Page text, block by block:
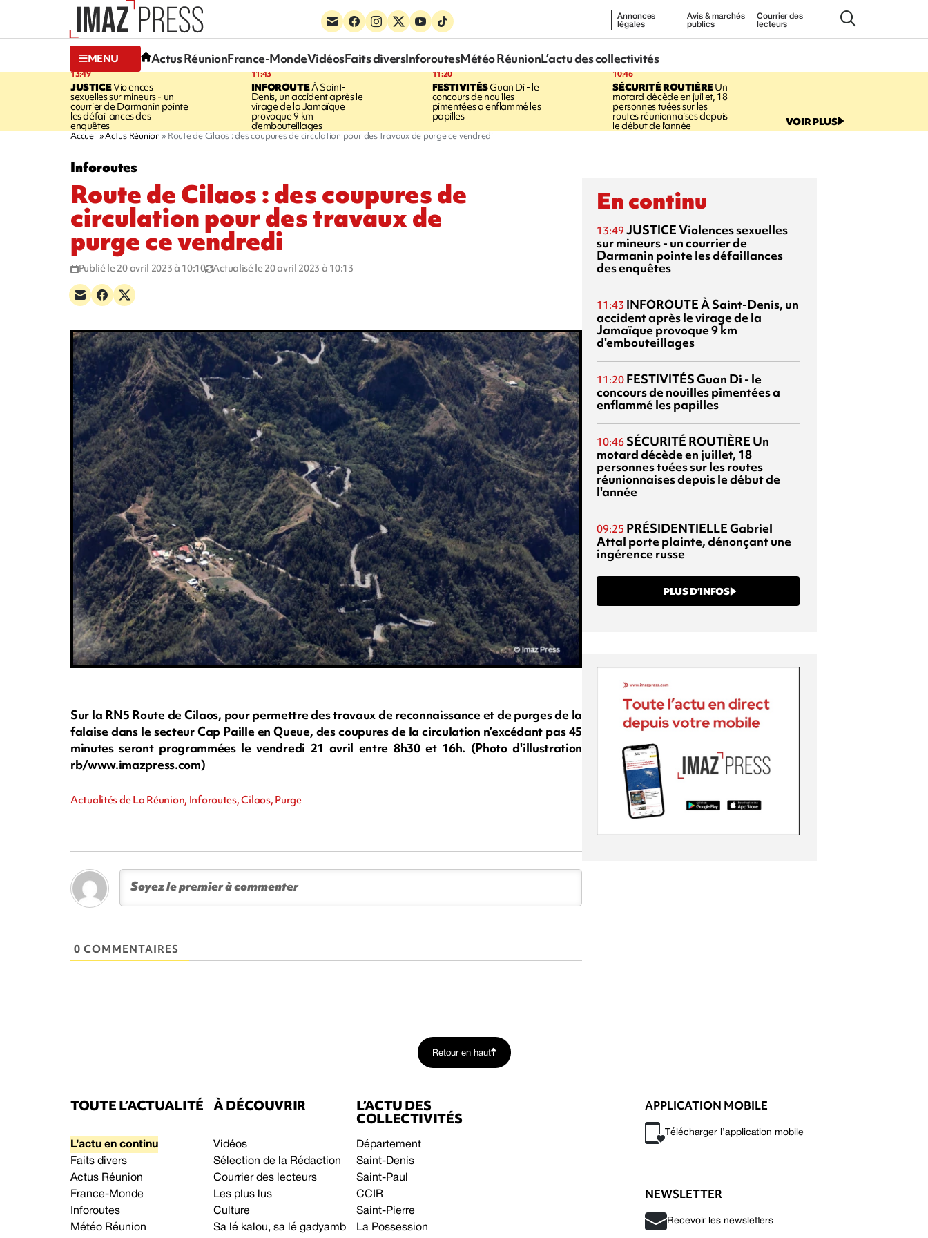
Annonces
légales
Avis & marchés
publics
Courrier des
lecteurs
MENU Actus RéunionFrance-MondeVidéosFaits diversInforoutesMétéo RéunionL’actu des collectivités
13:49
JUSTICEViolences
sexuelles sur mineurs - un
courrier de Darmanin pointe
les défaillances des
enquêtes
11:43
INFOROUTEÀ Saint-
Denis, un accident après le
virage de la Jamaïque
provoque 9 km
d'embouteillages
11:20
FESTIVITÉSGuan Di - le
concours de nouilles
pimentées a enflammé les
papilles
10:46
SÉCURITÉ ROUTIÈREUn
motard décède en juillet, 18
personnes tuées sur les
routes réunionnaises depuis
le début de l'année VOIR PLUS
Accueil Actus Réunion Route de Cilaos : des coupures de circulation pour des travaux de purge ce vendredi
Inforoutes
Route de Cilaos : des coupures de
circulation pour des travaux de
purge ce vendredi
Publié le 20 avril 2023 à 10:10 Actualisé le 20 avril 2023 à 10:13
Sur la RN5 Route de Cilaos, pour permettre des travaux de reconnaissance et de purges de la
falaise dans le secteur Cap Paille en Queue, des coupures de la circulation n’excédant pas 45
minutes seront programmées le vendredi 21 avril entre 8h30 et 16h. (Photo d'illustration
rb/www.imazpress.com)
Actualités de La Réunion, Inforoutes, Cilaos, Purge
0 COMMENTAIRES
En continu
13:49 JUSTICEViolences sexuelles
sur mineurs - un courrier de
Darmanin pointe les défaillances
des enquêtes
11:43 INFOROUTEÀ Saint-Denis, un
accident après le virage de la
Jamaïque provoque 9 km
d'embouteillages
11:20 FESTIVITÉSGuan Di - le
concours de nouilles pimentées a
enflammé les papilles
10:46 SÉCURITÉ ROUTIÈRE Un
motard décède en juillet, 18
personnes tuées sur les routes
réunionnaises depuis le début de
l'année
09:25 PRÉSIDENTIELLEGabriel
Attal porte plainte, dénonçant une
ingérence russe
PLUS D’INFOS
Retour en haut
TOUTE L’ACTUALITÉ
L’actu en continu
Faits divers
Actus Réunion
France-Monde
Inforoutes
Météo Réunion
À DÉCOUVRIR
Vidéos
Sélection de la Rédaction
Courrier des lecteurs
Les plus lus
Culture
Sa lé kalou, sa lé gadyamb
L’ACTU DES
COLLECTIVITÉS
Département
Saint-Denis
Saint-Paul
CCIR
Saint-Pierre
La Possession
APPLICATION MOBILE
Télécharger l’application mobile
NEWSLETTER
Recevoir les newsletters